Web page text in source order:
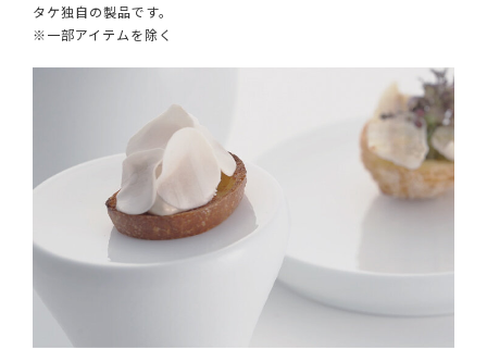
タケ独自の製品です。
※一部アイテムを除く